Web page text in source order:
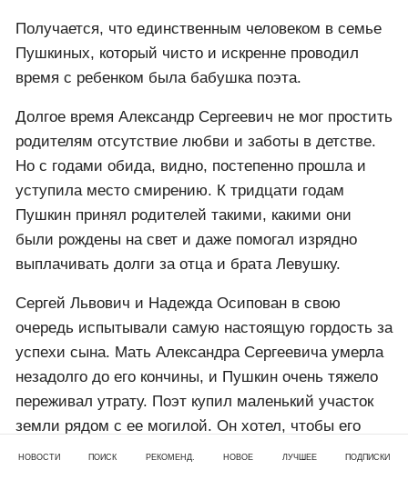
Получается, что единственным человеком в семье
Пушкиных, который чисто и искренне проводил
время с ребенком была бабушка поэта.
Долгое время Александр Сергеевич не мог простить
родителям отсутствие любви и заботы в детстве.
Но с годами обида, видно, постепенно прошла и
уступила место смирению. К тридцати годам
Пушкин принял родителей такими, какими они
были рождены на свет и даже помогал изрядно
выплачивать долги за отца и брата Левушку.
Сергей Львович и Надежда Осипован в свою
очередь испытывали самую настоящую гордость за
успехи сына. Мать Александра Сергеевича умерла
незадолго до его кончины, и Пушкин очень тяжело
переживал утрату. Поэт купил маленький участок
земли рядом с ее могилой. Он хотел, чтобы его
похоронили вместе с родительницей.
НОВОСТИ ПОИСК РЕКОМЕНД. НОВОЕ ЛУЧШЕЕ ПОДПИСКИ